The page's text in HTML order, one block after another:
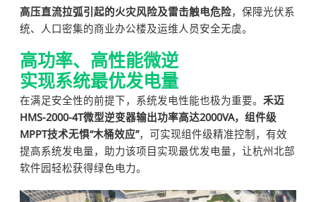
高压直流拉弧引起的火灾风险及雷击触电危险，保障光伏系
统、人口密集的商业办公楼及运维人员安全无虞。
高功率、高性能微逆
实现系统最优发电量
在满足安全性的前提下，系统发电性能也极为重要。 禾迈
HMS-2000-4T微型逆变器输出功率高达2000VA，组件级
MPPT技术无惧“木桶效应”，可实现组件级精准控制，有效
提高系统发电量，助力该项目实现最优发电量，让杭州北部
软件园轻松获得绿色电力。